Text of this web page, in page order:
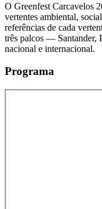
O Greenfest Carcavelos
vertentes ambiental,
referências de cada
três palcos — Santander,
nacional e internacional.
Programa